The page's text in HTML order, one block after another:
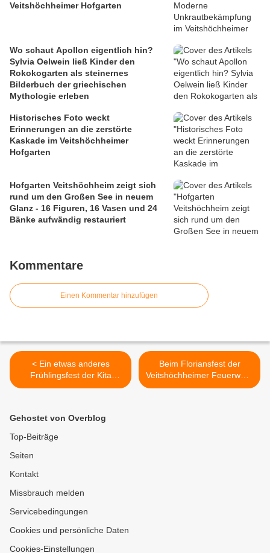
Veitshöchheimer Hofgarten
Wo schaut Apollon eigentlich hin?
Sylvia Oelwein ließ Kinder den
Rokokogarten als steinernes
Bilderbuch der griechischen
Mythologie erleben
Historisches Foto weckt
Erinnerungen an die zerstörte
Kaskade im Veitshöchheimer
Hofgarten
Hofgarten Veitshöchheim zeigt sich
rund um den Großen See in neuem
Glanz - 16 Figuren, 16 Vasen und 24
Bänke aufwändig restauriert
Kommentare
Einen Kommentar hinzufügen
< Ein etwas anderes
Frühlingsfest der Kita
Menschenkinder: Spiel und
Beim Floriansfest der
Veitshöchheimer Feuerwehr
Karl Goll und Heinz Götz als
Gehostet von Overblog
Top-Beiträge
Seiten
Kontakt
Missbrauch melden
Servicebedingungen
Cookies und persönliche Daten
Cookies-Einstellungen